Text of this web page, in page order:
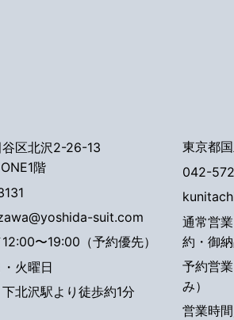
区北沢2-26-13
階
suit.com
〜19:00（予約優先）
火曜日
北沢駅より徒歩約1分
東京都
042-
通常営
約・御納
予約営
み）
営業時